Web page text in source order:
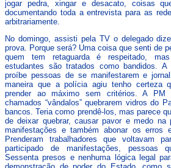
jogar pedra, xingar e desacato, coisas
documentando toda a entrevista para as
arbitrariamente.
No domingo, assisti pela TV o delegado
prova. Porque será? Uma coisa que senti de
quem tem retaguarda é respeitado,
estudantes são tratados como bandidos.
proíbe pessoas de se manifestarem e
maneira que a polícia agiu tenho certeza
prender ao máximo sem critérios. A PM
chamados “vândalos” quebrarem vidros do
bancos. Teria como prendê-los, mas parece
de deixar quebrar, causar pavor e medo na
manifestações e também abonar os erros
Prenderam trabalhadores que voltavam
participado de manifestações, pessoas
Sessenta presos e nenhuma lógica legal